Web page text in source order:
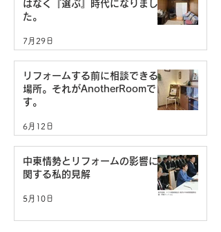
はなく『選ぶ』時代になりまし
た。
7月29日
リフォームする前に相談できる
場所。それがAnotherRoomで
す。
6月12日
中東情勢とリフォームの影響に
関する私的見解
5月10日